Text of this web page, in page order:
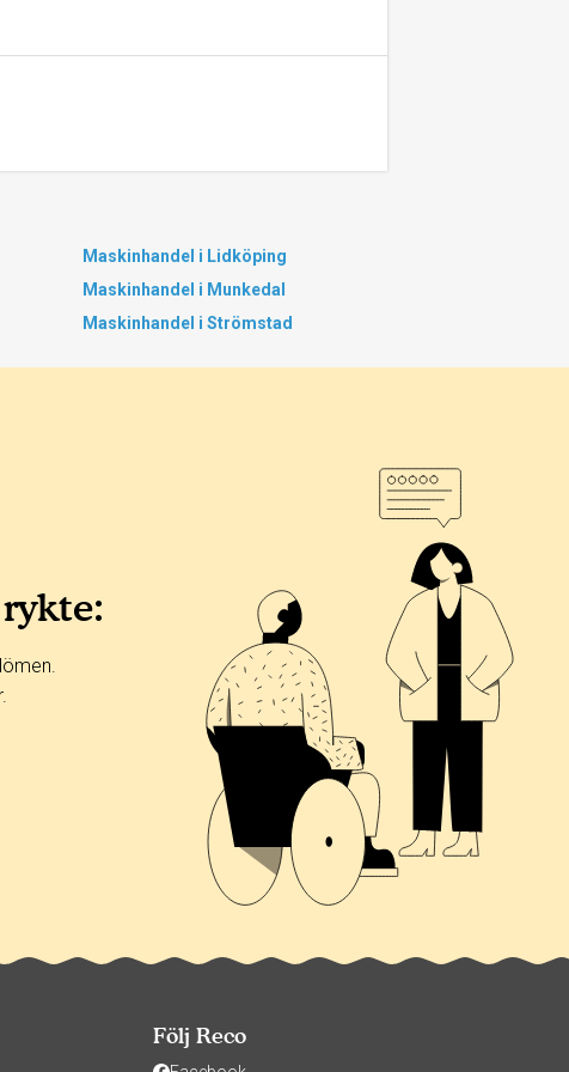
Maskinhandel i Lidköping
Maskinhandel i Munkedal
Maskinhandel i Strömstad
Följ Reco